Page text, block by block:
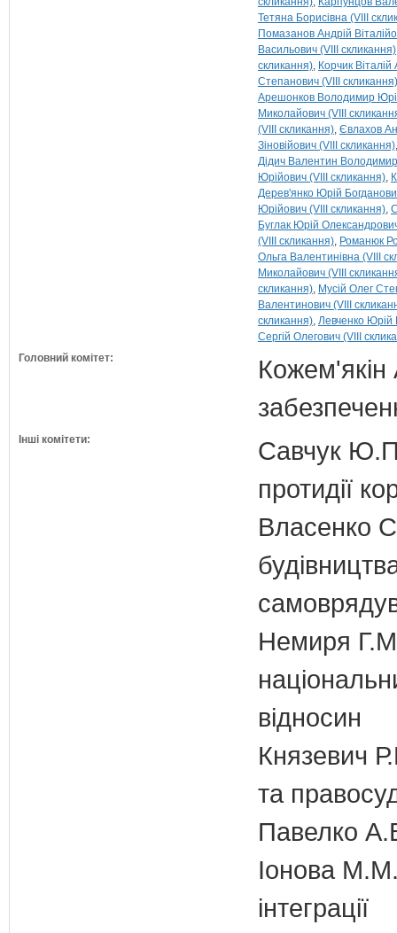
Тетяна Борисівна (VIII
Помазанов Андрій
Васильович (VIII скликання)
скликання) Корчик
Степанович (VIII скликання)
Арешонков Володимир
Миколайович (VIII
(VIII скликання) Євлахов
Зіновійович (VIII скликання)
Дідич Валентин
Юрійович (VIII скликання)
Дерев'янко Юрій
Юрійович (VIII скликання)
Буглак Юрій
(VIII скликання) Романюк
Ольга Валентинівна (VIII
Миколайович (VIII
скликання) Мусій Олег
Валентинович (VIII
скликання) Левченко Юрій
Сергій Олегович (VIII
Головний комітет:
Кожем'якін
Інші комітети:
Савчук Ю.П.
протидії
Власенко
Немиря
відносин
Князевич
та
Павелко
Іонова М.М.
інтеграції